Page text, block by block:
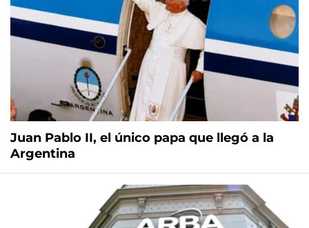
Juan Pablo II, el único papa que llegó a la
Argentina